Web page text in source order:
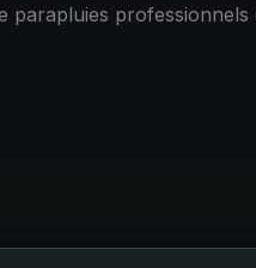
parapluies